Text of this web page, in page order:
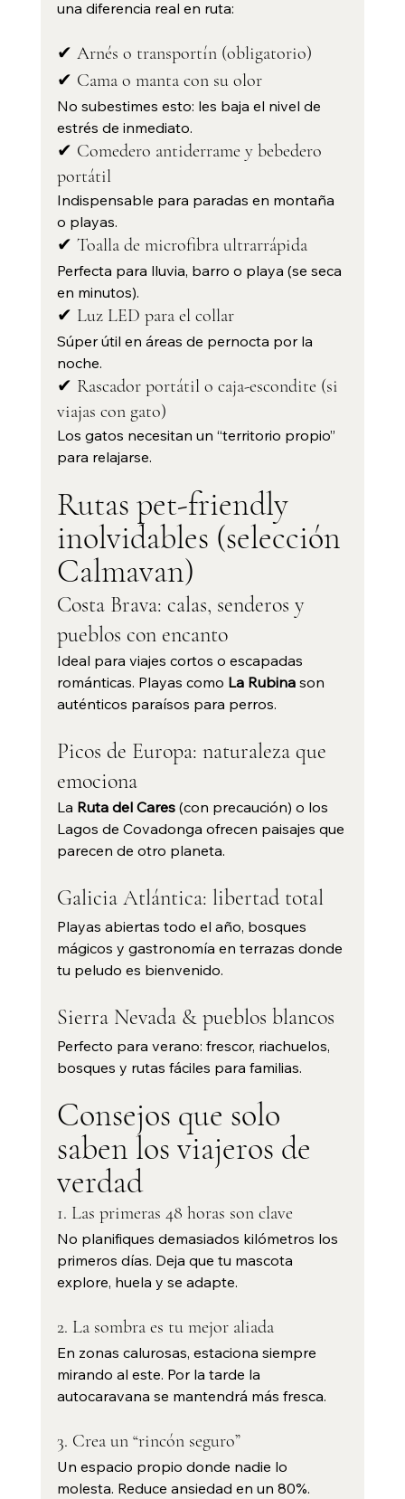
una diferencia real en ruta:
✔ Arnés o transportín (obligatorio)
✔ Cama o manta con su olor
No subestimes esto: les baja el nivel de
estrés de inmediato.
✔ Comedero antiderrame y bebedero
portátil
Indispensable para paradas en montaña
o playas.
✔ Toalla de microfibra ultrarrápida
Perfecta para lluvia, barro o playa (se seca
en minutos).
✔ Luz LED para el collar
Súper útil en áreas de pernocta por la
noche.
✔ Rascador portátil o caja-escondite (si
viajas con gato)
Los gatos necesitan un “territorio propio”
para relajarse.
Rutas pet-friendly
inolvidables (selección
Calmavan)
Costa Brava: calas, senderos y
pueblos con encanto
Ideal para viajes cortos o escapadas
románticas. Playas como La Rubina son
auténticos paraísos para perros.
Picos de Europa: naturaleza que
emociona
La Ruta del Cares (con precaución) o los
Lagos de Covadonga ofrecen paisajes que
parecen de otro planeta.
Galicia Atlántica: libertad total
Playas abiertas todo el año, bosques
mágicos y gastronomía en terrazas donde
tu peludo es bienvenido.
Sierra Nevada & pueblos blancos
Perfecto para verano: frescor, riachuelos,
bosques y rutas fáciles para familias.
Consejos que solo
saben los viajeros de
verdad
1. Las primeras 48 horas son clave
No planifiques demasiados kilómetros los
primeros días. Deja que tu mascota
explore, huela y se adapte.
2. La sombra es tu mejor aliada
En zonas calurosas, estaciona siempre
mirando al este. Por la tarde la
autocaravana se mantendrá más fresca.
3. Crea un “rincón seguro”
Un espacio propio donde nadie lo
molesta. Reduce ansiedad en un 80%.